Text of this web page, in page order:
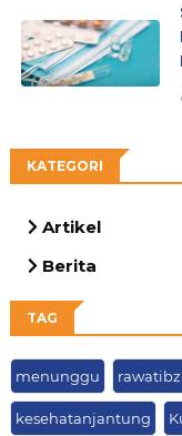
KATEGORI
Artikel
Berita
TAG
menunggu
kesehatanjantung